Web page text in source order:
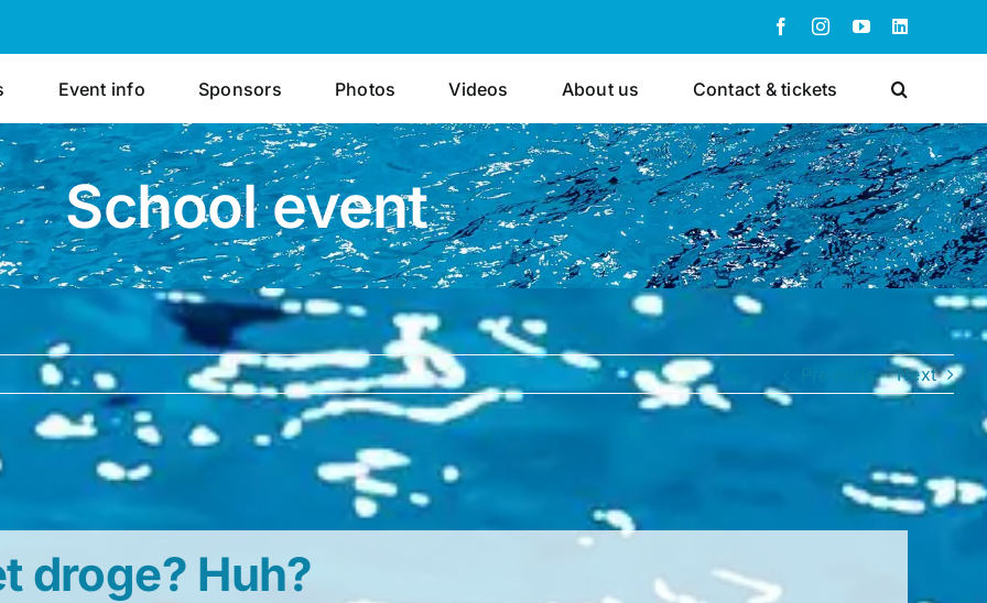
FacebookInstagram
YouTubeLinkedIn
Event info Sponsors Photos Videos About us Contact & tickets
School event
Previous Next
droge? Huh?